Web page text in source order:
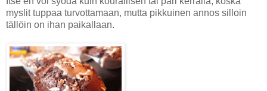
myslit tuppaa turvottamaan, mutta pikkuinen annos silloin
tällöin on ihan paikallaan.